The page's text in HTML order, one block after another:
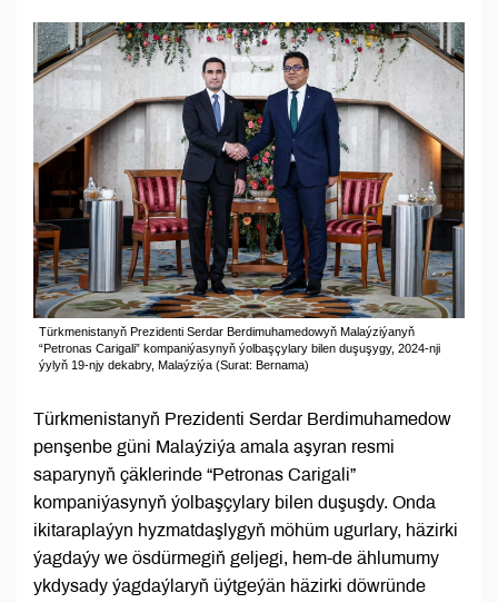
Türkmenistanyň Prezidenti Serdar Berdimuhamedowyň Malaýziýanyň
“Petronas Carigali” kompaniýasynyň ýolbaşçylary bilen duşuşygy, 2024-nji
ýylyň 19-njy dekabry, Malaýziýa (Surat: Bernama)
Türkmenistanyň Prezidenti Serdar Berdimuhamedow
penşenbe güni Malaýziýa amala aşyran resmi
saparynyň çäklerinde “Petronas Carigali”
kompaniýasynyň ýolbaşçylary bilen duşuşdy. Onda
ikitaraplaýyn hyzmatdaşlygyň möhüm ugurlary, häzirki
ýagdaýy we ösdürmegiň geljegi, hem-de ählumumy
ykdysady ýagdaýlaryň üýtgeýän häzirki döwründe